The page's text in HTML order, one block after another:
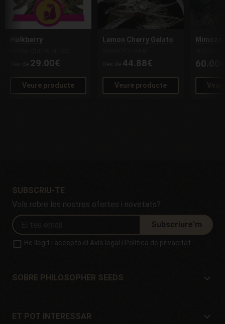
Hulkberry
Des de 29.00€
Veure producte
Lemon Cherry Gelato
Des de 44.88€
Veure producte
Mimozz
60.00€
SUBSCRIU-TE
Vols rebre les nostres ofertes i novetats?
Subscriure'm
He llegit i accepto el Avís legal i Política de privacitat
SOBRE PHILOSOPHER SEEDS
Situació i Contacte
ET POT INTERESSAR